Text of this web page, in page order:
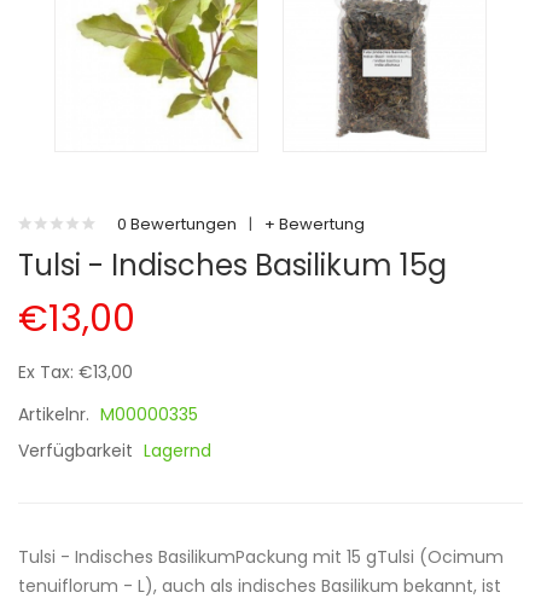
0 Bewertungen | + Bewertung
Tulsi - Indisches Basilikum 15g
€13,00
Ex Tax: €13,00
Artikelnr. M00000335
Verfügbarkeit Lagernd
Tulsi - Indisches BasilikumPackung mit 15 gTulsi (Ocimum
tenuiflorum - L), auch als indisches Basilikum bekannt, ist